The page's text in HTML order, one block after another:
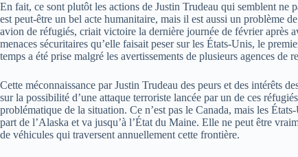
En fait, ce sont plutôt les actions de Justin Trudeau qui semblent ne
est peut-être un bel acte humanitaire, mais il est aussi un problème
avion de réfugiés, criait victoire la dernière journée de février après
menaces sécuritaires qu’elle faisait peser sur les États-Unis, le
temps a été prise malgré les avertissements de plusieurs agences
Cette méconnaissance par Justin Trudeau des peurs et des intérêts
sur la possibilité d’une attaque terroriste lancée par un de ces
problématique de la situation. Ce n’est pas le Canada, mais les
part de l’Alaska et va jusqu’à l’État du Maine. Elle ne peut être
de véhicules qui traversent annuellement cette frontière.